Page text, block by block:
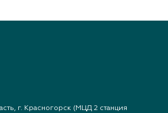
г. Красногорск (МЦД 2 станция